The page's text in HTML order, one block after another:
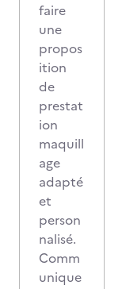
faire
une
propos
ition
de
prestat
ion
maquill
age
adapté
et
person
nalisé.
Comm
unique